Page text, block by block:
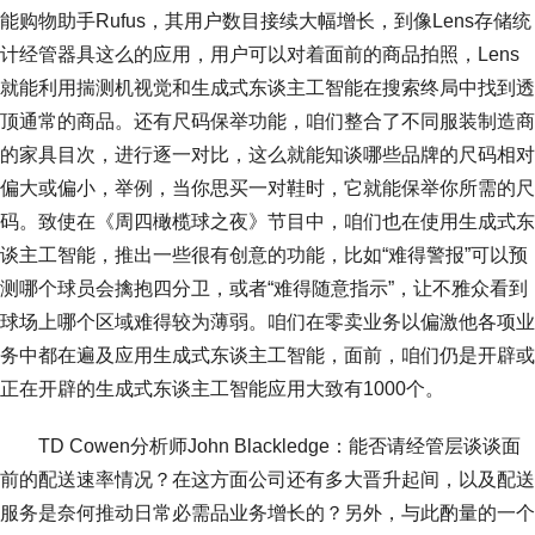
能购物助手Rufus，其用户数目接续大幅增长，到像Lens存储统
计经管器具这么的应用，用户可以对着面前的商品拍照，Lens
就能利用揣测机视觉和生成式东谈主工智能在搜索终局中找到透
顶通常的商品。还有尺码保举功能，咱们整合了不同服装制造商
的家具目次，进行逐一对比，这么就能知谈哪些品牌的尺码相对
偏大或偏小，举例，当你思买一对鞋时，它就能保举你所需的尺
码。致使在《周四橄榄球之夜》节目中，咱们也在使用生成式东
谈主工智能，推出一些很有创意的功能，比如“难得警报”可以预
测哪个球员会擒抱四分卫，或者“难得随意指示”，让不雅众看到
球场上哪个区域难得较为薄弱。咱们在零卖业务以偏激他各项业
务中都在遍及应用生成式东谈主工智能，面前，咱们仍是开辟或
正在开辟的生成式东谈主工智能应用大致有1000个。
TD Cowen分析师John Blackledge：能否请经管层谈谈面
前的配送速率情况？在这方面公司还有多大晋升起间，以及配送
服务是奈何推动日常必需品业务增长的？另外，与此酌量的一个